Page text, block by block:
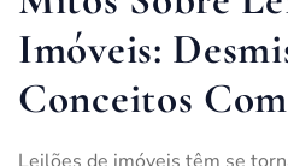
Imóveis:
Conceitos
Leilões de imóveis têm se